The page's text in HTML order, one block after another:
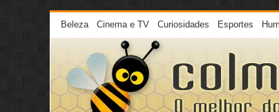
Beleza Cinema e TV Curiosidades Esportes